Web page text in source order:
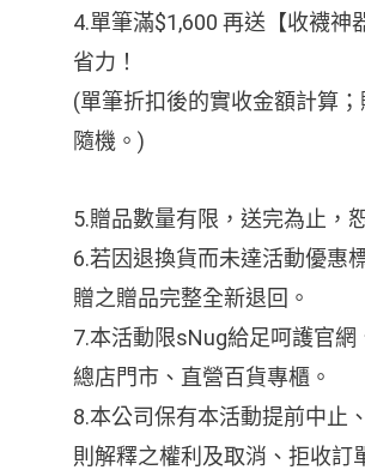
4.單筆滿$1,600 再送【收襪神
省力！
(單筆折扣後的實收金額計算
隨機。)
5.贈品數量有限，送完為止，
6.若因退換貨而未達活動優惠
贈之贈品完整全新退回。
7.本活動限sNug給足呵護官網
總店門市、直營百貨專櫃。
8.本公司保有本活動提前中止
則解釋之權利及取消、拒收訂